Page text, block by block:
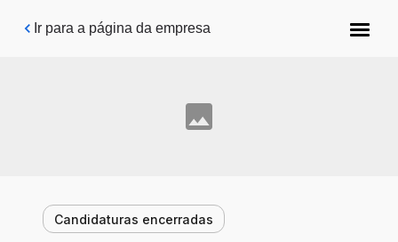
Pular para o conteúdo principal
Ir para a página da empresa
Candidaturas encerradas